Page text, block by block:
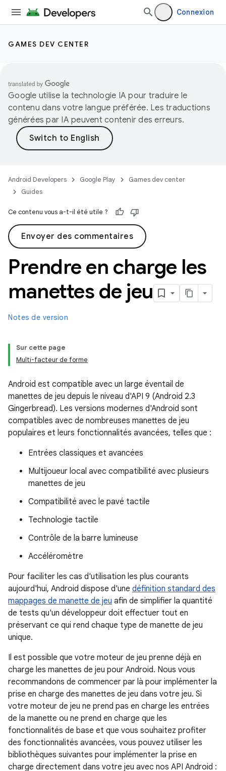
Connexion
GAMES DEV CENTER
Google utilise la technologie IA pour traduire le
contenu dans votre langue préférée. Les traductions
générées par IA peuvent contenir des erreurs.
Android Developers Google Play
Games dev center
Guides
Ce contenu vous a-t-il été utile ?
Envoyer des commentaires
Prendre en charge les
manettes de jeu
Notes de version
Sur cette page
Multi-facteur de forme
Android est compatible avec un large éventail de
manettes de jeu depuis le niveau d'API 9 (Android 2.3
Gingerbread). Les versions modernes d'Android sont
compatibles avec de nombreuses manettes de jeu
populaires et leurs fonctionnalités avancées, telles que :
Entrées classiques et avancées
Multijoueur local avec compatibilité avec plusieurs
manettes de jeu
Compatibilité avec le pavé tactile
Technologie tactile
Contrôle de la barre lumineuse
Accéléromètre
Pour faciliter les cas d'utilisation les plus courants
aujourd'hui, Android dispose d'une définition standard des
mappages de manette de jeu afin de simplifier la quantité
de tests qu'un développeur doit effectuer tout en
préservant ce qui rend chaque type de manette de jeu
unique.
Il est possible que votre moteur de jeu prenne déjà en
charge les manettes de jeu pour Android. Nous vous
recommandons de commencer par là pour implémenter la
prise en charge des manettes de jeu dans votre jeu. Si
votre moteur de jeu ne prend pas en charge les entrées
de la manette ou ne prend en charge que les
fonctionnalités de base et que vous souhaitez profiter
des fonctionnalités avancées, vous pouvez utiliser les
bibliothèques suivantes pour implémenter la prise en
charge directement dans votre jeu avec nos API Android :